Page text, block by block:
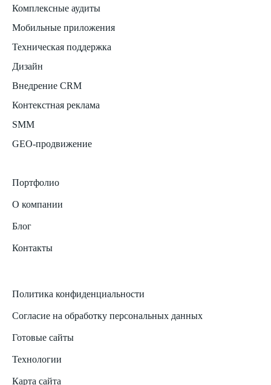
Комплексные аудиты
Мобильные приложения
Техническая поддержка
Дизайн
Внедрение CRM
Контекстная реклама
SMM
GEO-продвижение
Портфолио
О компании
Блог
Контакты
Политика конфиденциальности
Согласие на обработку персональных данных
Готовые сайты
Технологии
Карта сайта